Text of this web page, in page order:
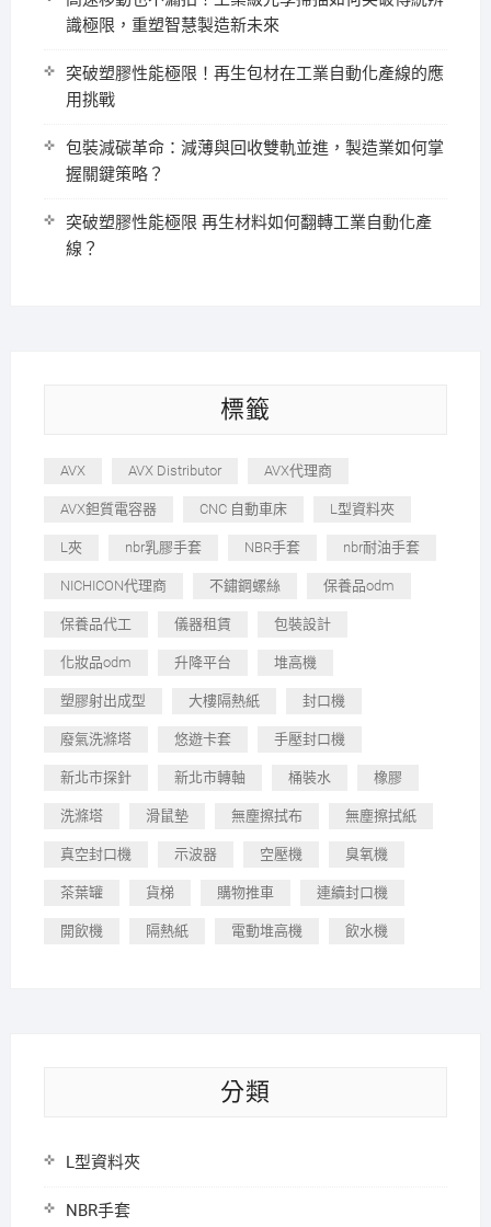
識極限，重塑智慧製造新未來
突破塑膠性能極限！再生包材在工業自動化產線的應
用挑戰
包裝減碳革命：減薄與回收雙軌並進，製造業如何掌
握關鍵策略？
突破塑膠性能極限 再生材料如何翻轉工業自動化產
線？
標籤
AVX AVX Distributor AVX代理商
AVX鉭質電容器 CNC 自動車床 L型資料夾
L夾 nbr乳膠手套 NBR手套 nbr耐油手套
NICHICON代理商 不鏽鋼螺絲 保養品odm
保養品代工 儀器租賃 包裝設計
化妝品odm 升降平台 堆高機
塑膠射出成型 大樓隔熱紙 封口機
廢氣洗滌塔 悠遊卡套 手壓封口機
新北市探針 新北市轉軸 桶裝水 橡膠
洗滌塔 滑鼠墊 無塵擦拭布 無塵擦拭紙
真空封口機 示波器 空壓機 臭氧機
茶葉罐 貨梯 購物推車 連續封口機
開飲機 隔熱紙 電動堆高機 飲水機
分類
L型資料夾
NBR手套